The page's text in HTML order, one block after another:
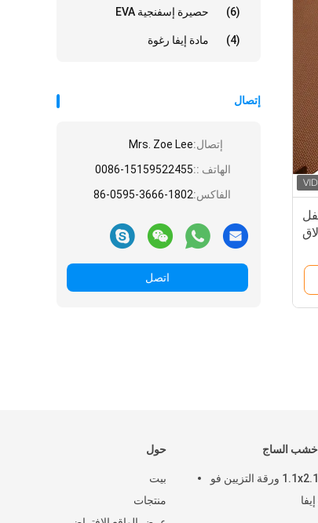
حصيرة إسفنجية EVA (6)
مادة إيفا رغوة (4)
إتصال
إتصال:Mrs. Zoe Lee
الهاتف ::0086-15159522455
الفاكس:86-0595-3666-1802
اتصل
حول
بيت
منتجات
خشب الساج
3M لاصق 1.1x2.1m ورقة التزيين فو